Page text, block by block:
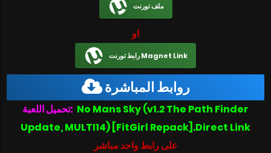
ملف تورنت
او
رابط تورنت Magnet Link
روابط المباشرة
تحميل اللعبة: No Mans Sky (v1.2 The Path Finder
Update, MULTI14) [FitGirl Repack].Direct Link
على رابط واحد مباشر